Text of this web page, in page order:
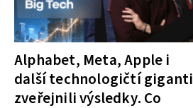
Alphabet, Meta, Apple i
další technologičtí giganti
zveřejnili výsledky. Co